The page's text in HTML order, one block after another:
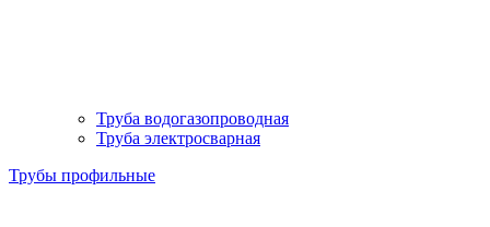
Труба водогазопроводная
Труба электросварная
Трубы профильные